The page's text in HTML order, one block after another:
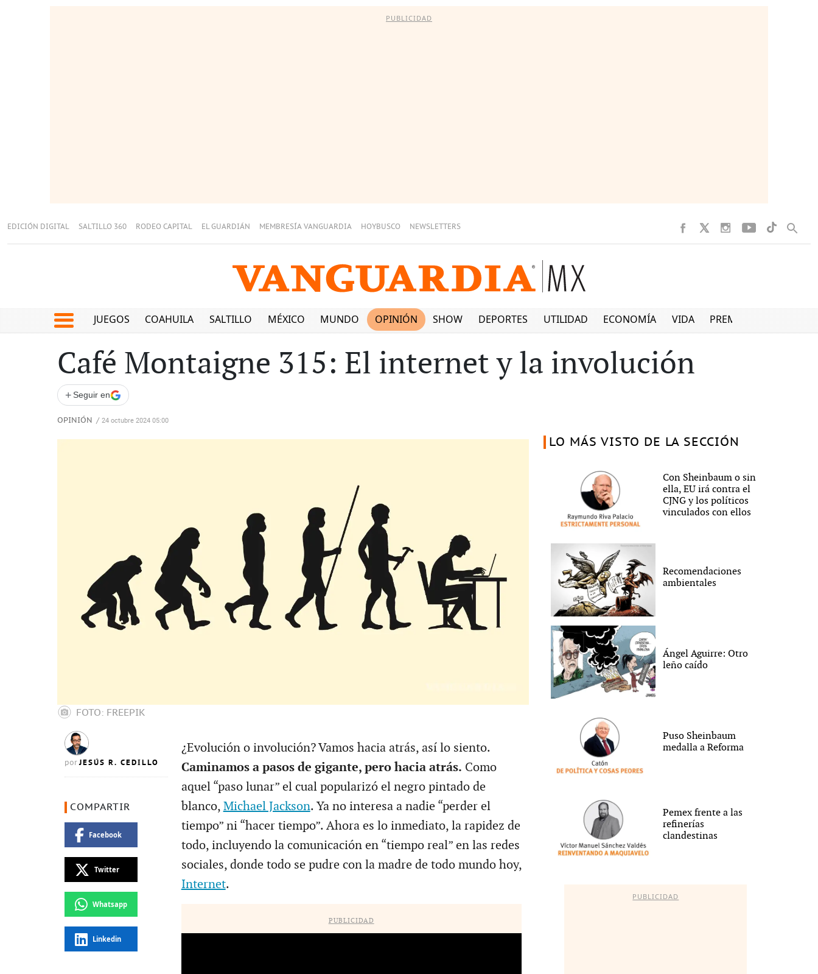
PUBLICIDAD
EDICIÓN DIGITAL SALTILLO 360 RODEO CAPITAL EL GUARDIÁN MEMBRESÍA VANGUARDIA HOYBUSCO NEWSLETTERS
JUEGOS COAHUILA SALTILLO MÉXICO MUNDO OPINIÓN SHOW DEPORTES UTILIDAD ECONOMÍA VIDA PREMIUM
Café Montaigne 315: El internet y la involución
+ Seguir en
OPINIÓN / 24 octubre 2024 05:00
FOTO: FREEPIK
porJESÚS R. CEDILLO
COMPARTIR
Facebook
Twitter
Whatsapp
Linkedin
¿Evolución o involución? Vamos hacia atrás, así lo siento.
Caminamos a pasos de gigante, pero hacia atrás. Como
aquel “paso lunar” el cual popularizó el negro pintado de
blanco, Michael Jackson. Ya no interesa a nadie “perder el
tiempo” ni “hacer tiempo”. Ahora es lo inmediato, la rapidez de
todo, incluyendo la comunicación en “tiempo real” en las redes
sociales, donde todo se pudre con la madre de todo mundo hoy,
Internet.
PUBLICIDAD
LO MÁS VISTO DE LA SECCIÓN
Con Sheinbaum o sin
ella, EU irá contra el
CJNG y los políticos
vinculados con ellos
Recomendaciones
ambientales
Ángel Aguirre: Otro
leño caído
Puso Sheinbaum
medalla a Reforma
Pemex frente a las
refinerías
clandestinas
PUBLICIDAD